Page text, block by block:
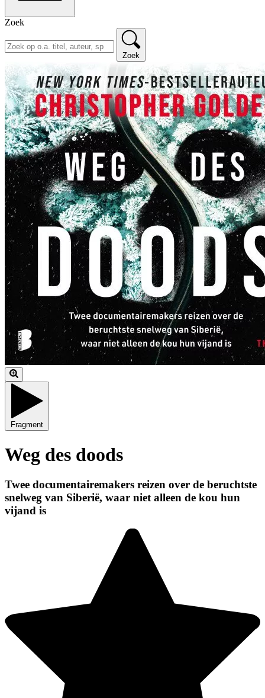
Zoek
Zoek
Fragment
Weg des doods
Twee documentairemakers reizen over de beruchtste
snelweg van Siberië, waar niet alleen de kou hun
vijand is